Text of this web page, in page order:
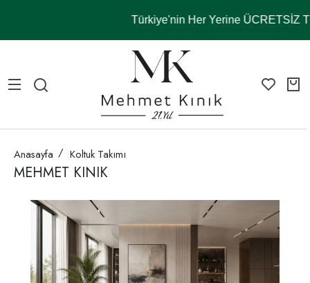
Türkiye'nin Her Yerine ÜCRETSİZ
Anasayfa Koltuk Takımı
MEHMET KINIK